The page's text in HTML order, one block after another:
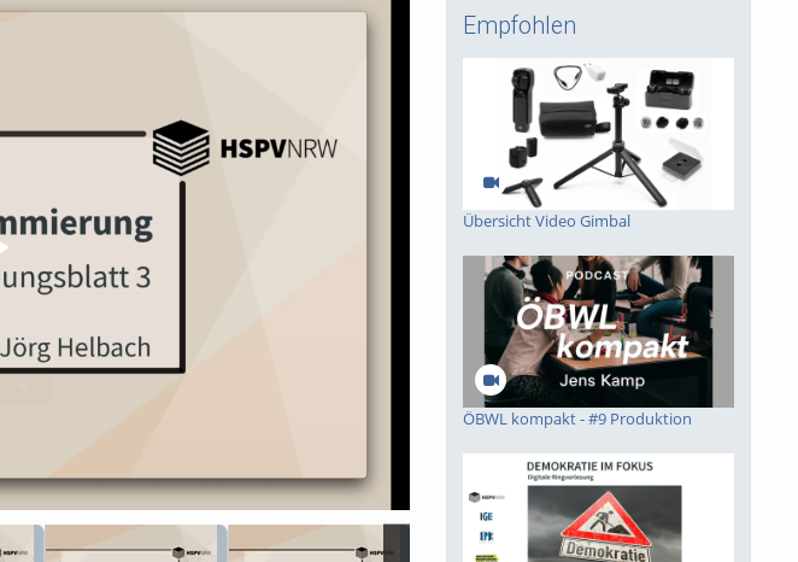
Empfohlen
Übersicht Video Gimbal
ÖBWL kompakt - #9 Produktion